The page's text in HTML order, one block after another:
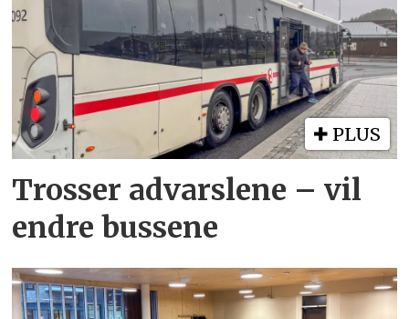
PLUS
Trosser advarslene – vil
endre bussene